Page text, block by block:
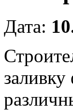
Дата: